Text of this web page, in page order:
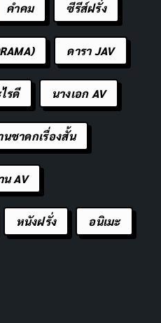
คําคม ซีรีส์ฝรั่ง
ดารา JAV
รดี นางเอก AV
นชาดกเรื่องสั้น
น AV
หนังฝรั่ง อนิเมะ